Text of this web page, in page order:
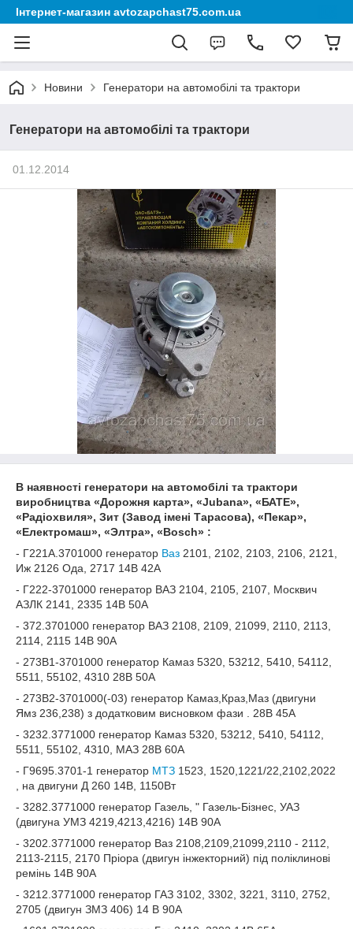
Інтернет-магазин avtozapchast75.com.ua
Новини Генератори на автомобілі та трактори
Генератори на автомобілі та трактори
01.12.2014
В наявності генератори на автомобілі та трактори
виробництва «Дорожня карта», «Jubana», «БАТЕ»,
«Радіохвиля», Зит (Завод імені Тарасова), «Пекар»,
«Електромаш», «Элтра», «Bosch» :
- Г221А.3701000 генератор Ваз 2101, 2102, 2103, 2106, 2121,
Иж 2126 Ода, 2717 14В 42А
- Г222-3701000 генератор ВАЗ 2104, 2105, 2107, Москвич
АЗЛК 2141, 2335 14В 50А
- 372.3701000 генератор ВАЗ 2108, 2109, 21099, 2110, 2113,
2114, 2115 14В 90А
- 273В1-3701000 генератор Камаз 5320, 53212, 5410, 54112,
5511, 55102, 4310 28В 50А
- 273В2-3701000(-03) генератор Камаз,Краз,Маз (двигуни
Ямз 236,238) з додатковим висновком фази . 28В 45А
- 3232.3771000 генератор Камаз 5320, 53212, 5410, 54112,
5511, 55102, 4310, МАЗ 28В 60А
- Г9695.3701-1 генератор МТЗ 1523, 1520,1221/22,2102,2022
, на двигуни Д 260 14В, 1150Вт
- 3282.3771000 генератор Газель, " Газель-Бізнес, УАЗ
(двигуна УМЗ 4219,4213,4216) 14В 90А
- 3202.3771000 генератор Ваз 2108,2109,21099,2110 - 2112,
2113-2115, 2170 Пріора (двигун інжекторний) під поліклинові
ремінь 14В 90А
- 3212.3771000 генератор ГАЗ 3102, 3302, 3221, 3110, 2752,
2705 (двигун ЗМЗ 406) 14 В 90А